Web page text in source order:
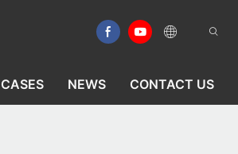
CASES NEWS CONTACT US